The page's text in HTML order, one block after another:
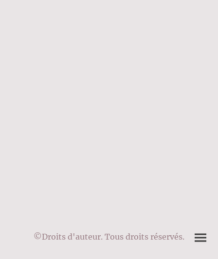
©Droits d'auteur. Tous droits réservés.